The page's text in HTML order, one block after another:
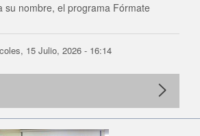
su nombre, el programa Fórmate
15 Julio, 2026 - 16:14